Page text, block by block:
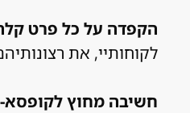
הקפדה על כל פרט
לקוחותיי, את
חשיבה מחוץ לקופסא-